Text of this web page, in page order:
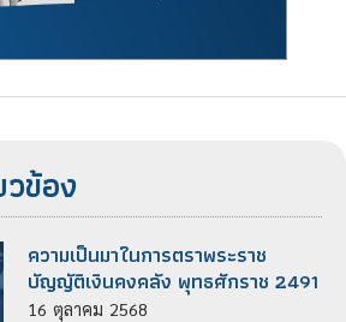
ข้อง
ความเป็นมาในการตราพระราช
บัญญัติเงินคงคลัง พุทธศักราช 2491
16 ตุลาคม 2568